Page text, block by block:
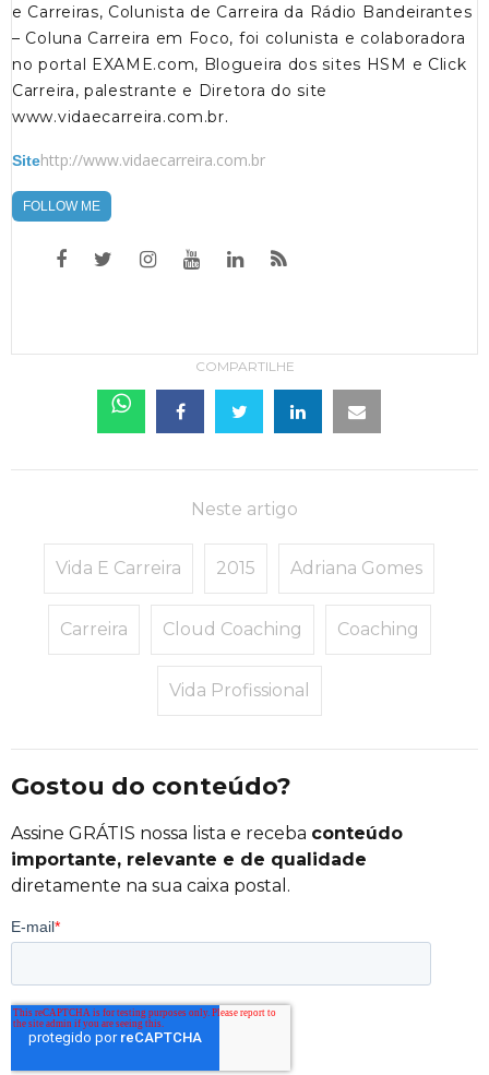
e Carreiras, Colunista de Carreira da Rádio Bandeirantes
– Coluna Carreira em Foco, foi colunista e colaboradora
no portal EXAME.com, Blogueira dos sites HSM e Click
Carreira, palestrante e Diretora do site
www.vidaecarreira.com.br.
Sitehttp://www.vidaecarreira.com.br
FOLLOW ME
COMPARTILHE
Neste artigo
Vida E Carreira 2015 Adriana Gomes
Carreira Cloud Coaching Coaching
Vida Profissional
Gostou do conteúdo?
Assine GRÁTIS nossa lista e receba conteúdo
importante, relevante e de qualidade
diretamente na sua caixa postal.